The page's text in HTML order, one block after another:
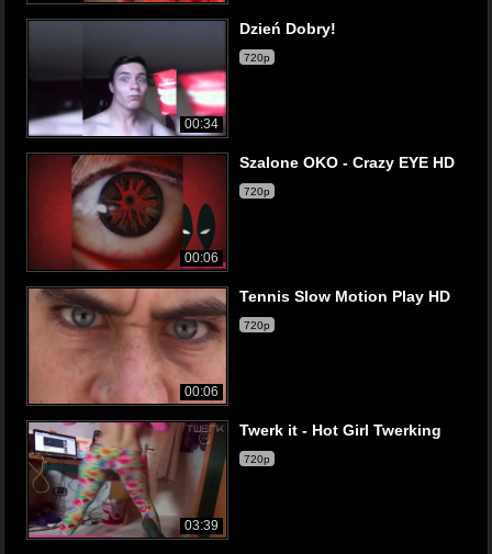
00:34
Dzień Dobry!
720p
00:06
Szalone OKO - Crazy EYE HD
720p
00:06
Tennis Slow Motion Play HD
720p
03:39
Twerk it - Hot Girl Twerking
720p